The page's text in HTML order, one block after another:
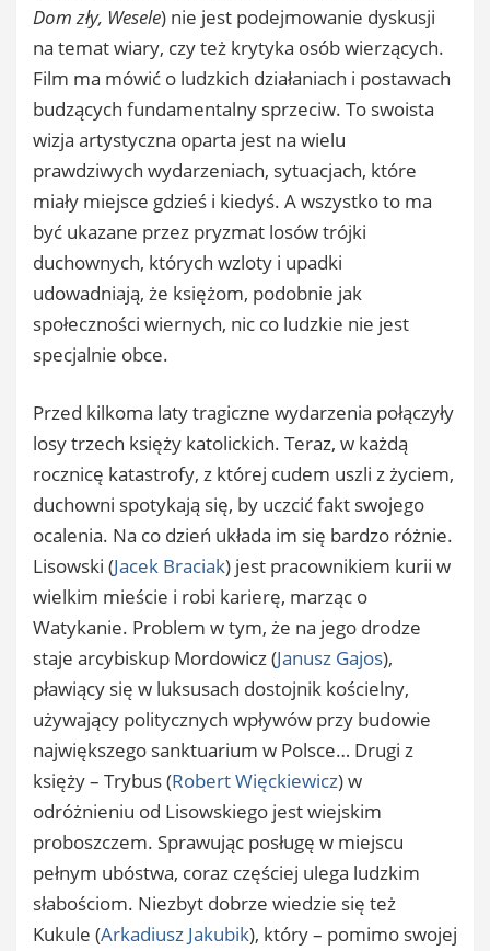
Dom zły, Wesele) nie jest podejmowanie dyskusji
na temat wiary, czy też krytyka osób wierzących.
Film ma mówić o ludzkich działaniach i postawach
budzących fundamentalny sprzeciw. To swoista
wizja artystyczna oparta jest na wielu
prawdziwych wydarzeniach, sytuacjach, które
miały miejsce gdzieś i kiedyś. A wszystko to ma
być ukazane przez pryzmat losów trójki
duchownych, których wzloty i upadki
udowadniają, że księżom, podobnie jak
społeczności wiernych, nic co ludzkie nie jest
specjalnie obce.
Przed kilkoma laty tragiczne wydarzenia połączyły
losy trzech księży katolickich. Teraz, w każdą
rocznicę katastrofy, z której cudem uszli z życiem,
duchowni spotykają się, by uczcić fakt swojego
ocalenia. Na co dzień układa im się bardzo różnie.
Lisowski (Jacek Braciak) jest pracownikiem kurii w
wielkim mieście i robi karierę, marząc o
Watykanie. Problem w tym, że na jego drodze
staje arcybiskup Mordowicz (Janusz Gajos),
pławiący się w luksusach dostojnik kościelny,
używający politycznych wpływów przy budowie
największego sanktuarium w Polsce… Drugi z
księży – Trybus (Robert Więckiewicz) w
odróżnieniu od Lisowskiego jest wiejskim
proboszczem. Sprawując posługę w miejscu
pełnym ubóstwa, coraz częściej ulega ludzkim
słabościom. Niezbyt dobrze wiedzie się też
Kukule (Arkadiusz Jakubik), który – pomimo swojej